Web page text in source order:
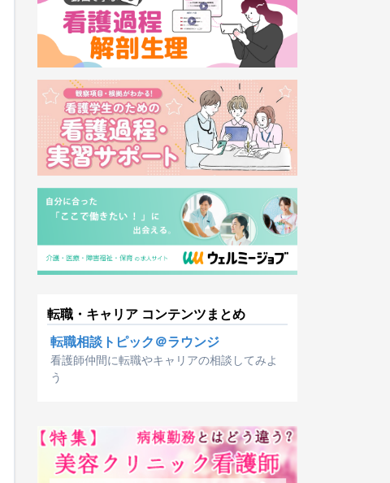
転職・キャリア コンテンツまとめ
転職相談トピック＠ラウンジ
看護師仲間に転職やキャリアの相談してみよ
う